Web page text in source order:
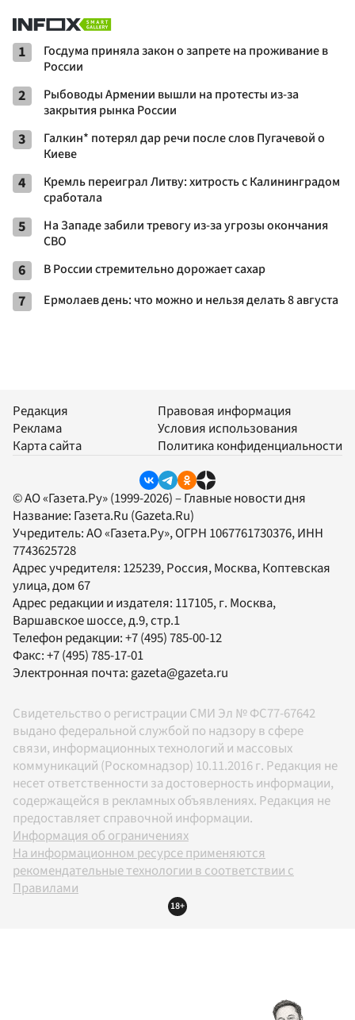
1
Госдума приняла закон о запрете на проживание в
России
2
Рыбоводы Армении вышли на протесты из-за
закрытия рынка России
3
Галкин* потерял дар речи после слов Пугачевой о
Киеве
4
Кремль переиграл Литву: хитрость с Калининградом
сработала
5
На Западе забили тревогу из-за угрозы окончания
СВО
6 В России стремительно дорожает сахар
7 Ермолаев день: что можно и нельзя делать 8 августа
Редакция
Реклама
Карта сайта
Правовая информация
Условия использования
Политика конфиденциальности
© АО «Газета.Ру» (1999-2026) – Главные новости дня
Название: Газета.Ru (Gazeta.Ru)
Учредитель:АО «Газета.Ру», ОГРН 1067761730376, ИНН
7743625728
Адрес учредителя: 125239, Россия, Москва, Коптевская
улица, дом 67
Адрес редакции и издателя: 117105, г. Москва,
Варшавское шоссе, д.9, стр.1
Телефон редакции:+7 (495) 785-00-12
Факс:+7 (495) 785-17-01
Электронная почта: gazeta@gazeta.ru
Свидетельство о регистрации СМИ Эл № ФС77-67642
выдано федеральной службой по надзору в сфере
связи, информационных технологий и массовых
коммуникаций (Роскомнадзор) 10.11.2016 г. Редакция не
несет ответственности за достоверность информации,
содержащейся в рекламных объявлениях. Редакция не
предоставляет справочной информации.
Информация об ограничениях
На информационном ресурсе применяются
рекомендательные технологии в соответствии с
Правилами
18+